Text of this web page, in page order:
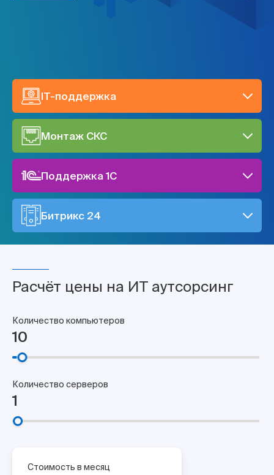
IT-поддержка
Монтаж СКС
Поддержка 1C
Битрикс 24
Расчёт цены на ИТ аутсорсинг
Количество компьютеров
Количество серверов
Стоимость в месяц